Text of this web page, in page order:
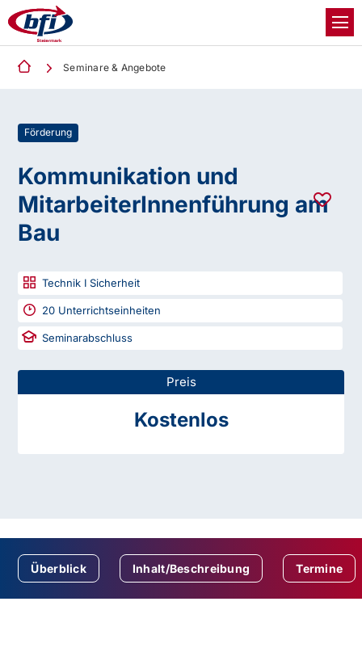
Seminare & Angebote
Förderung
Kommunikation und
MitarbeiterInnenführung am
Bau
Technik I Sicherheit
20 Unterrichtseinheiten
Seminarabschluss
Preis
Kostenlos
Überblick Inhalt/Beschreibung Termine